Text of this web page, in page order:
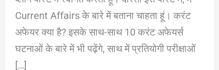
Current Affairs के बारे में बताना चाहता हूं। करंट
अफेयर क्या है? इसके साथ-साथ 10 करंट अफेयर्स
घटनाओं के बारे में भी पढ़ेंगे, साथ में प्रतियोगी परीक्षाओं
[…]